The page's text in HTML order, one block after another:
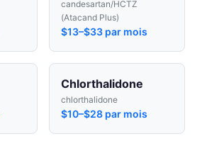
candesartan/HCTZ
(Atacand Plus)
$13–$33 par mois
Chlorthalidone
chlorthalidone
$10–$28 par mois